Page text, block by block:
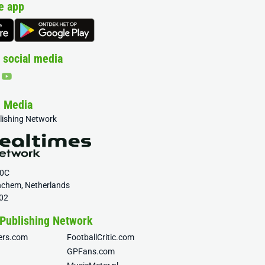
app
media
Media
Network
Netherlands
Network
FootballCritic.com
GPFans.com